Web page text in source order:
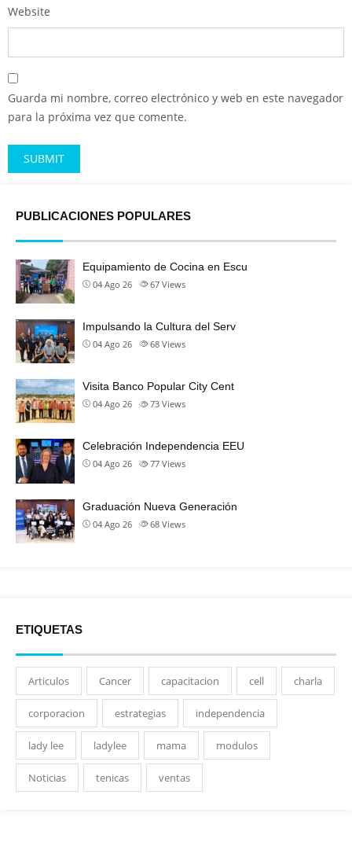
Website
Guarda mi nombre, correo electrónico y web en este navegador
para la próxima vez que comente.
PUBLICACIONES POPULARES
Equipamiento de Cocina en Escu
04 Ago 26 67 Views
Impulsando la Cultura del Serv
04 Ago 26 68 Views
Visita Banco Popular City Cent
04 Ago 26 73 Views
Celebración Independencia EEU
04 Ago 26 77 Views
Graduación Nueva Generación
04 Ago 26 68 Views
ETIQUETAS
Articulos Cancer capacitacion cell charla
corporacion estrategias independencia
lady lee ladylee mama modulos
Noticias tenicas ventas